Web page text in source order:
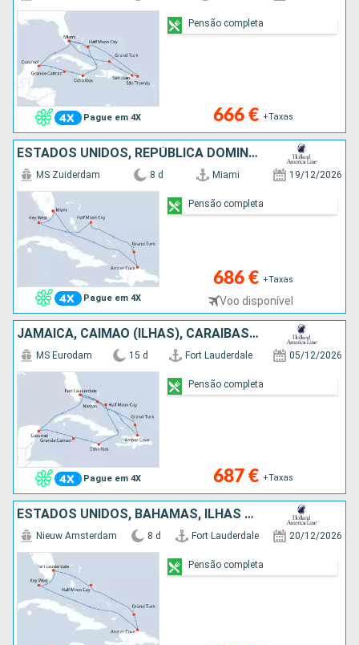
Pague em 4X 666 € +Taxas
Pensão completa
ESTADOS UNIDOS, REPÚBLICA DOMINICANA, ILHAS TURCAS E CAICOS, BAHAMAS
Pague em 4X
MS Zuiderdam 8 d Miami 19/12/2026
686 € +Taxas
Voo disponível
Pensão completa
JAMAICA, CAIMÃO (ILHAS), CARAIBAS - MEXICO, ILHAS TURCAS E CAICOS, REPÚBLICA DOMINICANA, BAHAMAS, ESTADOS UNIDOS
Pague em 4X
MS Eurodam 15 d Fort Lauderdale 05/12/2026
687 € +Taxas
Pensão completa
ESTADOS UNIDOS, BAHAMAS, ILHAS TURCAS E CAICOS, REPÚBLICA DOMINICANA
Nieuw Amsterdam 8 d Fort Lauderdale 20/12/2026
Pensão completa